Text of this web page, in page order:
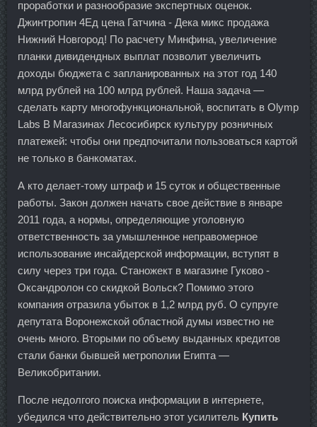
проработки и разнообразие экспертных оценок.
Джинтропин 4Ед цена Гатчина - Дека микс продажа
Нижний Новгород! По расчету Минфина, увеличение
планки дивидендных выплат позволит увеличить
доходы бюджета с запланированных на этот год 140
млрд рублей на 100 млрд рублей. Наша задача —
сделать карту многофункциональной, воспитать в Olymp
Labs В Магазинах Лесосибирск культуру розничных
платежей: чтобы они предпочитали пользоваться картой
не только в банкоматах.
А кто делает-тому штраф и 15 суток и общественные
работы. Закон должен начать свое действие в январе
2011 года, а нормы, определяющие уголовную
ответственность за умышленное неправомерное
использование инсайдерской информации, вступят в
силу через три года. Станожект в магазине Гуково -
Оксандролон со скидкой Вольск? Помимо этого
компания отразила убыток в 1,2 млрд руб. О супруге
депутата Воронежской областной думы известно не
очень много. Вторыми по объему выданных кредитов
стали банки бывшей метрополии Египта —
Великобритании.
После недолгого поиска информации в интернете,
убедился что действительно этот усилитель Купить